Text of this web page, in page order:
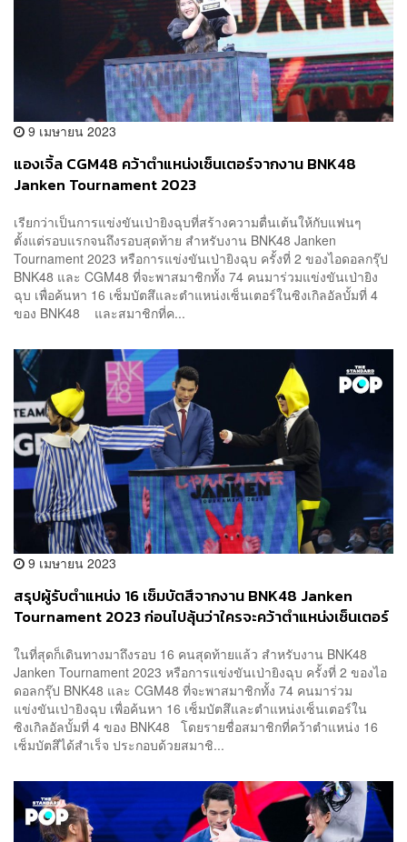
9 เมษายน 2023
แองเจิ้ล CGM48 คว้าตำแหน่งเซ็นเตอร์จากงาน BNK48
Janken Tournament 2023
เรียกว่าเป็นการแข่งขันเป่ายิงฉุบที่สร้างความตื่นเต้นให้กับแฟนๆ
ตั้งแต่รอบแรกจนถึงรอบสุดท้าย สำหรับงาน BNK48 Janken
Tournament 2023 หรือการแข่งขันเป่ายิงฉุบ ครั้งที่ 2 ของไอดอลกรุ๊ป
BNK48 และ CGM48 ที่จะพาสมาชิกทั้ง 74 คนมาร่วมแข่งขันเป่ายิง
ฉุบ เพื่อค้นหา 16 เซ็มบัตสึและตำแหน่งเซ็นเตอร์ในซิงเกิลอัลบั้มที่ 4
ของ BNK48 และสมาชิกที่ค...
9 เมษายน 2023
สรุปผู้รับตำแหน่ง 16 เซ็มบัตสึจากงาน BNK48 Janken
Tournament 2023 ก่อนไปลุ้นว่าใครจะคว้าตำแหน่งเซ็นเตอร์
ในที่สุดก็เดินทางมาถึงรอบ 16 คนสุดท้ายแล้ว สำหรับงาน BNK48
Janken Tournament 2023 หรือการแข่งขันเป่ายิงฉุบ ครั้งที่ 2 ของไอ
ดอลกรุ๊ป BNK48 และ CGM48 ที่จะพาสมาชิกทั้ง 74 คนมาร่วม
แข่งขันเป่ายิงฉุบ เพื่อค้นหา 16 เซ็มบัตสึและตำแหน่งเซ็นเตอร์ใน
ซิงเกิลอัลบั้มที่ 4 ของ BNK48 โดยรายชื่อสมาชิกที่คว้าตำแหน่ง 16
เซ็มบัตสึได้สำเร็จ ประกอบด้วยสมาชิ...